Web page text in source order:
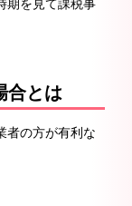
期を見て課税事
合とは
者の方が有利な